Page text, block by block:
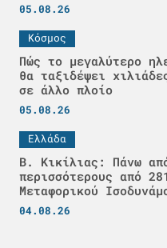
05.08.26
Κόσμος
Πώς το μεγαλύτερο
θα ταξιδέψει
σε άλλο πλοίο
05.08.26
Ελλάδα
Β. Κικίλιας: Πάνω
περισσότερους από
Μεταφορικού
04.08.26